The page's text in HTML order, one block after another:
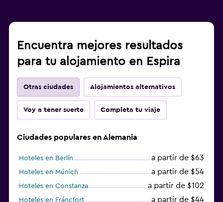
Encuentra mejores resultados
para tu alojamiento en Espira
Otras ciudades Alojamientos alternativos
Voy a tener suerte Completa tu viaje
Ciudades populares en Alemania
Hoteles en Berlín a partir de $63
Hoteles en Múnich a partir de $54
Hoteles en Constanza a partir de $102
Hoteles en Fráncfort a partir de $44